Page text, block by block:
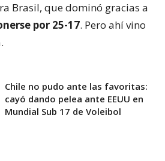
Brasil, que dominó gracias a
por 25-17. Pero ahí vino
Chile no pudo ante las favoritas:
cayó dando pelea ante EEUU en
Mundial Sub 17 de Voleibol